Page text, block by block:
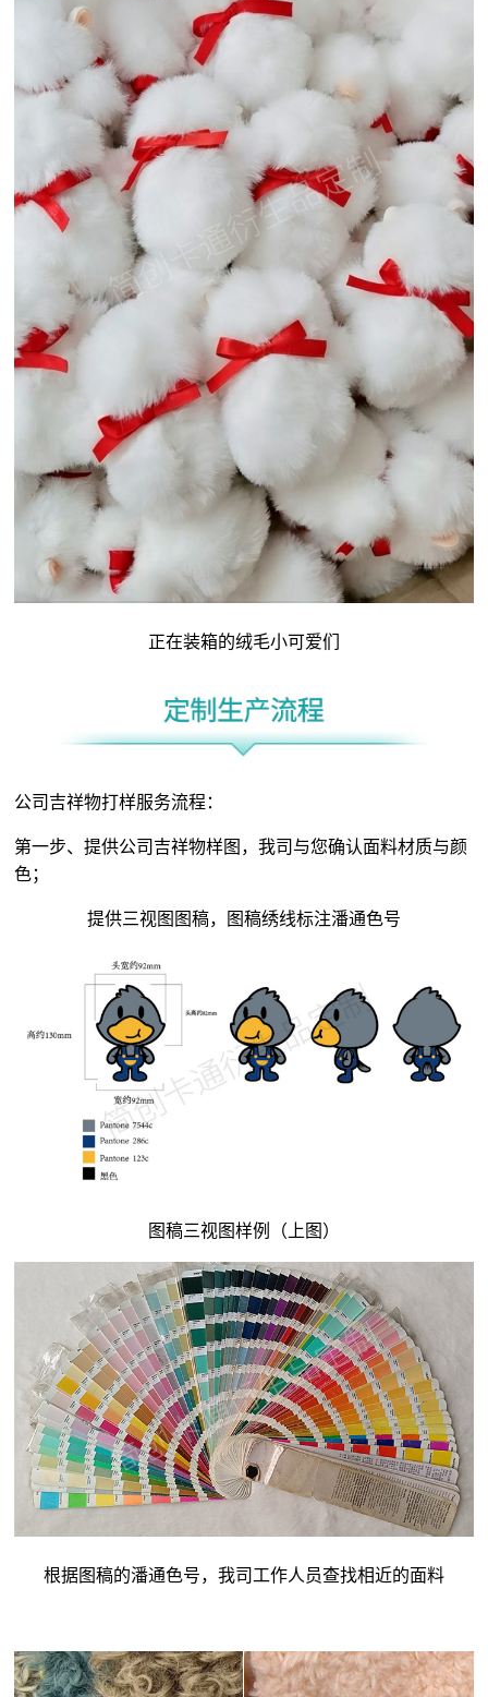
正在装箱的绒毛小可爱们
公司吉祥物打样服务流程：
第一步、提供公司吉祥物样图，我司与您确认面料材质与颜
色；
提供三视图图稿，图稿绣线标注潘通色号
图稿三视图样例（上图）
根据图稿的潘通色号，我司工作人员查找相近的面料